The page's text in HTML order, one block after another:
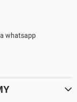
whatsapp